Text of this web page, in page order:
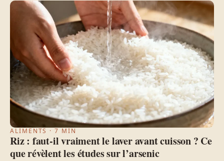
ALIMENTS · 7 MIN
Riz : faut-il vraiment le laver avant cuisson ? Ce
que révèlent les études sur l’arsenic